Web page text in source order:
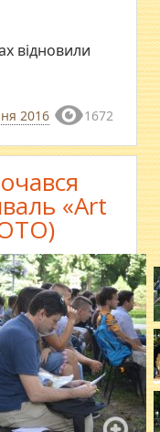
відновили
2016 1672
«Art